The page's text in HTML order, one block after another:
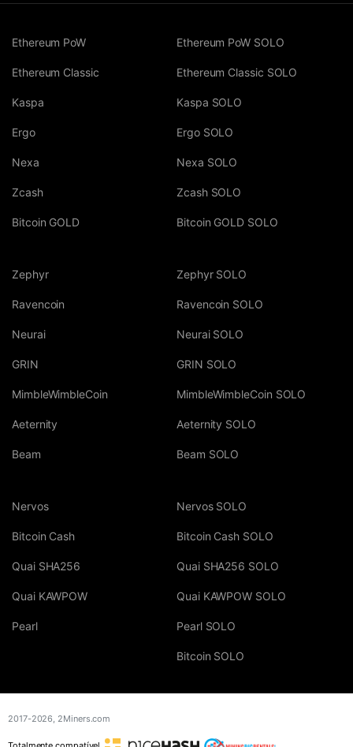
Ethereum PoW
Ethereum Classic
Kaspa
Ergo
Nexa
Zcash
Bitcoin GOLD
Ethereum PoW SOLO
Ethereum Classic SOLO
Kaspa SOLO
Ergo SOLO
Nexa SOLO
Zcash SOLO
Bitcoin GOLD SOLO
Zephyr
Ravencoin
Neurai
GRIN
MimbleWimbleCoin
Aeternity
Beam
Zephyr SOLO
Ravencoin SOLO
Neurai SOLO
GRIN SOLO
MimbleWimbleCoin SOLO
Aeternity SOLO
Beam SOLO
Nervos
Bitcoin Cash
Quai SHA256
Quai KAWPOW
Pearl
Nervos SOLO
Bitcoin Cash SOLO
Quai SHA256 SOLO
Quai KAWPOW SOLO
Pearl SOLO
Bitcoin SOLO
2017-2026, 2Miners.com